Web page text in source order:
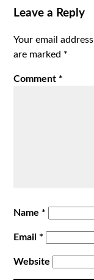
Leave a Reply
Your email
are marked *
Comment *
Name *
Email *
Website